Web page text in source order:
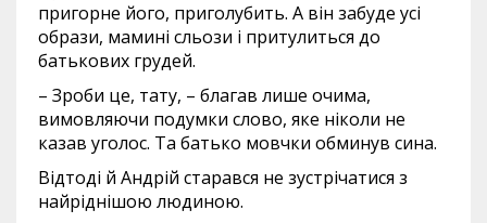
пригорне його, приголубить. А він забуде усі
образи, мамині сльози і притулиться до
батькових грудей.
– Зроби це, тату, – благав лише очима,
вимовляючи подумки слово, яке ніколи не
казав уголос. Та батько мовчки обминув сина.
Відтоді й Андрій старався не зустрічатися з
найріднішою людиною.